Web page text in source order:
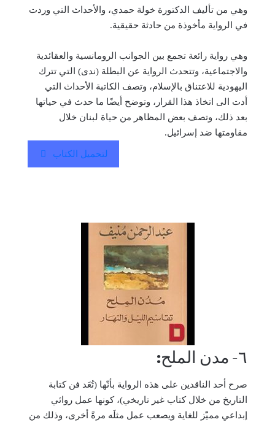
وهي من تأليف الدكتورة خولة حمدي، والأحداث التي وردت
في الرواية مأخوذة من حادثة حقيقية.
وهي رواية رائعة تجمع بين الجوانب الرومانسية والعقائدية
والاجتماعية، وتتحدث الرواية عن البطلة (ندى) التي تترك
اليهودية للاعتناق بالإسلام، وتصف الكاتبة الأحداث التي
أدت الى اتخاذ هذا القرار، وتوضح أيضًا ما حدث في حياتها
بعد ذلك، وتصف بعض المظاهر من حياة لبنان خلال
مقاومتها ضد إسرائيل.
لتحميل الكتاب
٦- مدن الملح:
صرح أحد الناقدين على هذه الرواية بأنّها (تُعَد فن كتابة
التاريخ من خلال كتاب غير تاريخي)، كونها عمل روائي
إبداعي مميّز للغاية ويصعب عمل مثلَه مرةً أخرى، وذلك من